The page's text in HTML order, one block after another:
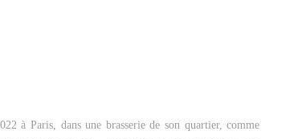
à Paris, dans une brasserie de son quartier, comme